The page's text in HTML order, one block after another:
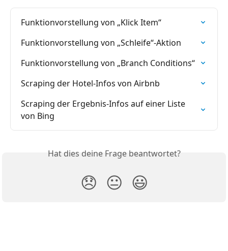
Funktionvorstellung von „Klick Item“
Funktionvorstellung von „Schleife“-Aktion
Funktionvorstellung von „Branch Conditions“
Scraping der Hotel-Infos von Airbnb
Scraping der Ergebnis-Infos auf einer Liste
von Bing
Hat dies deine Frage beantwortet?
😞 😐 😃